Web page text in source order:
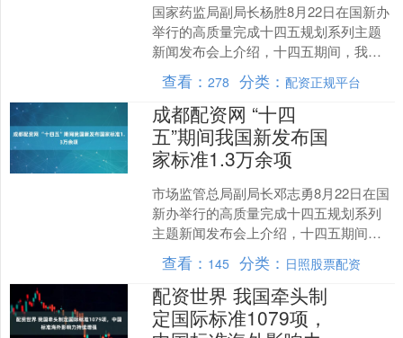
国家药监局副局长杨胜8月22日在国新办
举行的高质量完成十四五规划系列主题
新闻发布会上介绍，十四五期间，我国
全方位筑牢药品安全底线，全链条支持
医药产业高质量发展，....
查看：278 分类：配资正规平台
成都配资网 “十四
五”期间我国新发布国
家标准1.3万余项
市场监管总局副局长邓志勇8月22日在国
新办举行的高质量完成十四五规划系列
主题新闻发布会上介绍，十四五期间，
我国加快建设支撑高质量发展的标准体
系成都配资网，新发布....
查看： 145 分类： 日照股票配资
配资世界 我国牵头制
定国际标准1079项，